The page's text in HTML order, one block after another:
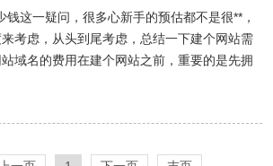
钱这一疑问，很多心新手的预估都不是很**，
考虑，从头到尾考虑，总结一下建个网站需
域名的费用在建个网站之前，重要的是先拥